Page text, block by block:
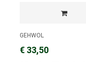
GEHWOL
€ 33,50